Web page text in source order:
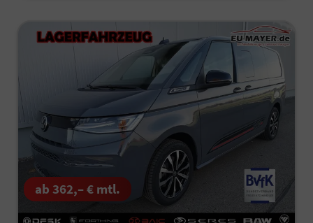
ab 362,– € mtl.